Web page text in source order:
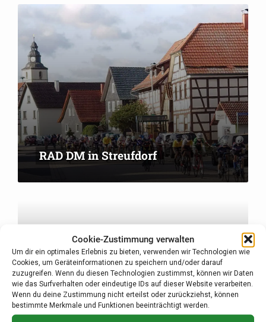
Cookie-Zustimmung verwalten
Um dir ein optimales Erlebnis zu bieten, verwenden wir Technologien wie
Cookies, um Geräteinformationen zu speichern und/oder darauf
zuzugreifen. Wenn du diesen Technologien zustimmst, können wir Daten
wie das Surfverhalten oder eindeutige IDs auf dieser Website verarbeiten.
Wenn du deine Zustimmung nicht erteilst oder zurückziehst, können
bestimmte Merkmale und Funktionen beeinträchtigt werden.
RAD DM in Streufdorf